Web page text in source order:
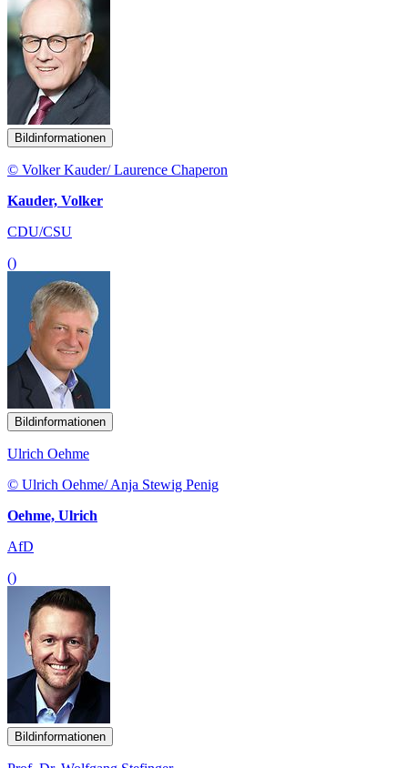
Bildinformationen
© Volker Kauder/ Laurence Chaperon
Kauder, Volker
CDU/CSU
()
Bildinformationen
Ulrich Oehme
© Ulrich Oehme/ Anja Stewig Penig
Oehme, Ulrich
AfD
()
Bildinformationen